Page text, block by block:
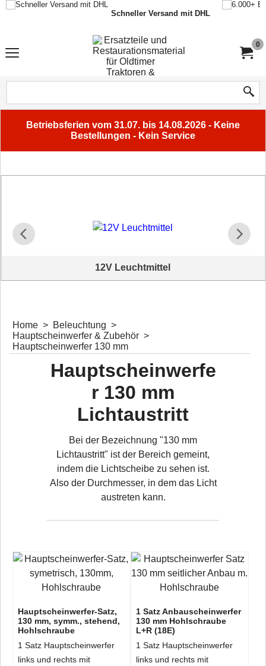
Schneller Versand mit DHL
0
Betriebsferien vom 31.07. bis 14.08.2026 - Keine
Bestellungen - Kein Service
12V Leuchtmittel
Home > Beleuchtung >
Hauptscheinwerfer & Zubehör >
Hauptscheinwerfer 130 mm
Hauptscheinwerfe
r 130 mm
Lichtaustritt
Bei der Bezeichnung "130 mm
Lichtaustritt" ist der Bereich gemeint,
indem die Lichtscheibe zu sehen ist.
Also der Durchmesser, in dem das Licht
austreten kann.
Hauptscheinwerfer-Satz,
130 mm, symm., stehend,
Hohlschraube
1 Satz Hauptscheinwerfer
links und rechts mit
1 Satz Anbauscheinwerfer
130 mm Hohlschraube
L+R (18E)
1 Satz Hauptscheinwerfer
links und rechts mit